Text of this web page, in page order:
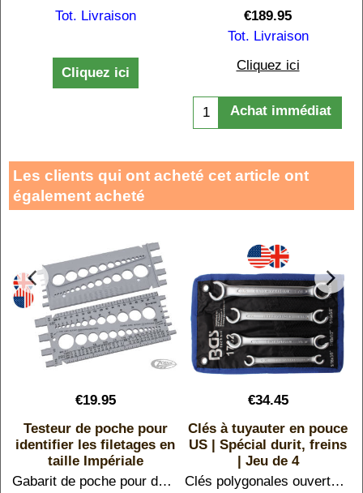
Tot. Livraison
Cliquez ici
€189.95
Tot. Livraison
Cliquez ici
Achat immédiat
Les clients qui ont acheté cet article ont
également acheté
€19.95
Testeur de poche pour
identifier les filetages en
taille Impériale
Gabarit de poche pour déterminer le diamètre, le type de filetage et la longueur des écrous et des vis UNF (pas fin) ou UNC (pas épais)
€34.45
Clés à tuyauter en pouce
US | Spécial durit, freins
| Jeu de 4
Clés polygonales ouvertes en taille impériale. Du 5/16 (7,96 mm) au 3/4 ( 19,05 mm)